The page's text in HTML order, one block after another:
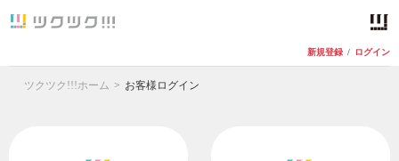
新規登録 / ログイン
ツクツク!!!ホーム お客様ログイン